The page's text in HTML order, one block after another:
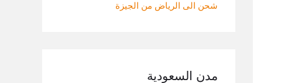
شحن الى الرياض من الجيزة
مدن السعودية